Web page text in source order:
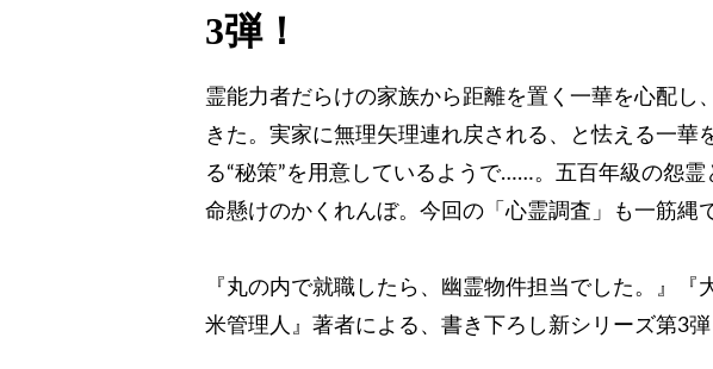
3弾！
霊能力者だらけの家族から距離を置く一華を心配し
きた。実家に無理矢理連れ戻される、と怯える一華
る“秘策”を用意しているようで……。五百年級の怨
命懸けのかくれんぼ。今回の「心霊調査」も一筋縄
『丸の内で就職したら、幽霊物件担当でした。』『
米管理人』著者による、書き下ろし新シリーズ第3弾